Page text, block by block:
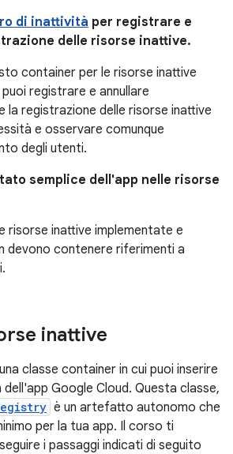
di inattività per registrare e
delle risorse inattive.
container per le risorse inattive
registrare e annullare
la registrazione delle risorse inattive
e osservare comunque
degli utenti.
semplice dell'app nelle risorse
risorse inattive implementate e
devono contenere riferimenti a
inattive
classe container in cui puoi inserire
Google Cloud. Questa classe,
è un artefatto autonomo che
per la tua app. Il corso ti
i passaggi indicati di seguito